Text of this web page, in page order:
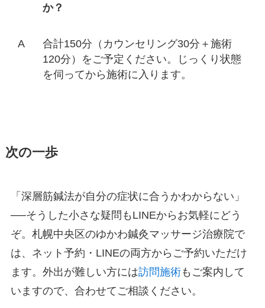
か？
合計150分（カウンセリング30分＋施術
120分）をご予定ください。じっくり状態
を伺ってから施術に入ります。
次の一歩
「深層筋鍼法が自分の症状に合うかわからない」
──そうした小さな疑問もLINEからお気軽にどう
ぞ。札幌中央区のゆかわ鍼灸マッサージ治療院で
は、ネット予約・LINEの両方からご予約いただけ
ます。外出が難しい方には訪問施術もご案内して
いますので、合わせてご相談ください。